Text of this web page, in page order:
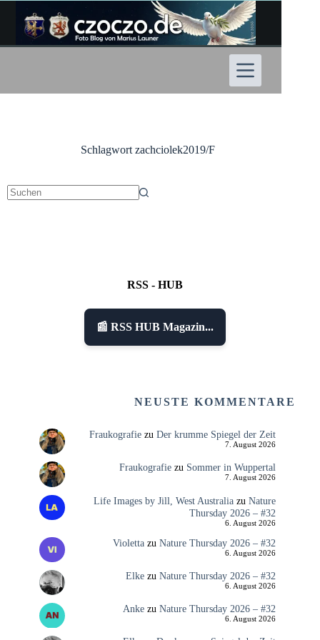
Inhalt
springen
Schlagwort zachciolek2019/F
RSS - HUB
📰 RSS HUB Magazin...
NEUSTE KOMMENTARE
Fraukografiezu Der krumme Spiegel der Zeit
7. August 2026
Fraukografiezu Sommer in Wuppertal
7. August 2026
Life Images by Jill, West Australiazu Nature
Thursday 2026 – #32
6. August 2026
Violettazu Nature Thursday 2026 – #32
6. August 2026
Elkezu Nature Thursday 2026 – #32
6. August 2026
Ankezu Nature Thursday 2026 – #32
6. August 2026